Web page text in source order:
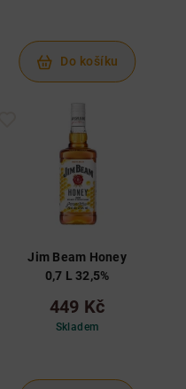
Do košíku
Jim Beam Honey
0,7 L 32,5%
449 Kč
Skladem